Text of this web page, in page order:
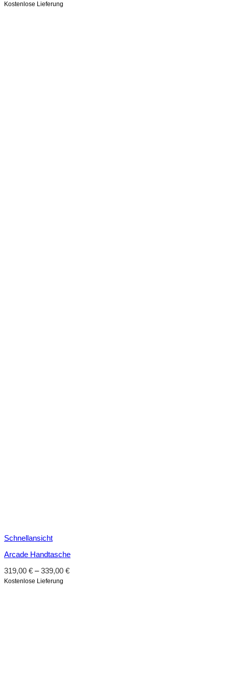
Kostenlose Lieferung
Schnellansicht
Arcade Handtasche
319,00 € –339,00 €
Kostenlose Lieferung